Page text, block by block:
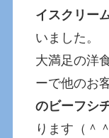
イスクリー
いました。
大満足の洋
ーで他のお
のビーフシ
ります（＾＾